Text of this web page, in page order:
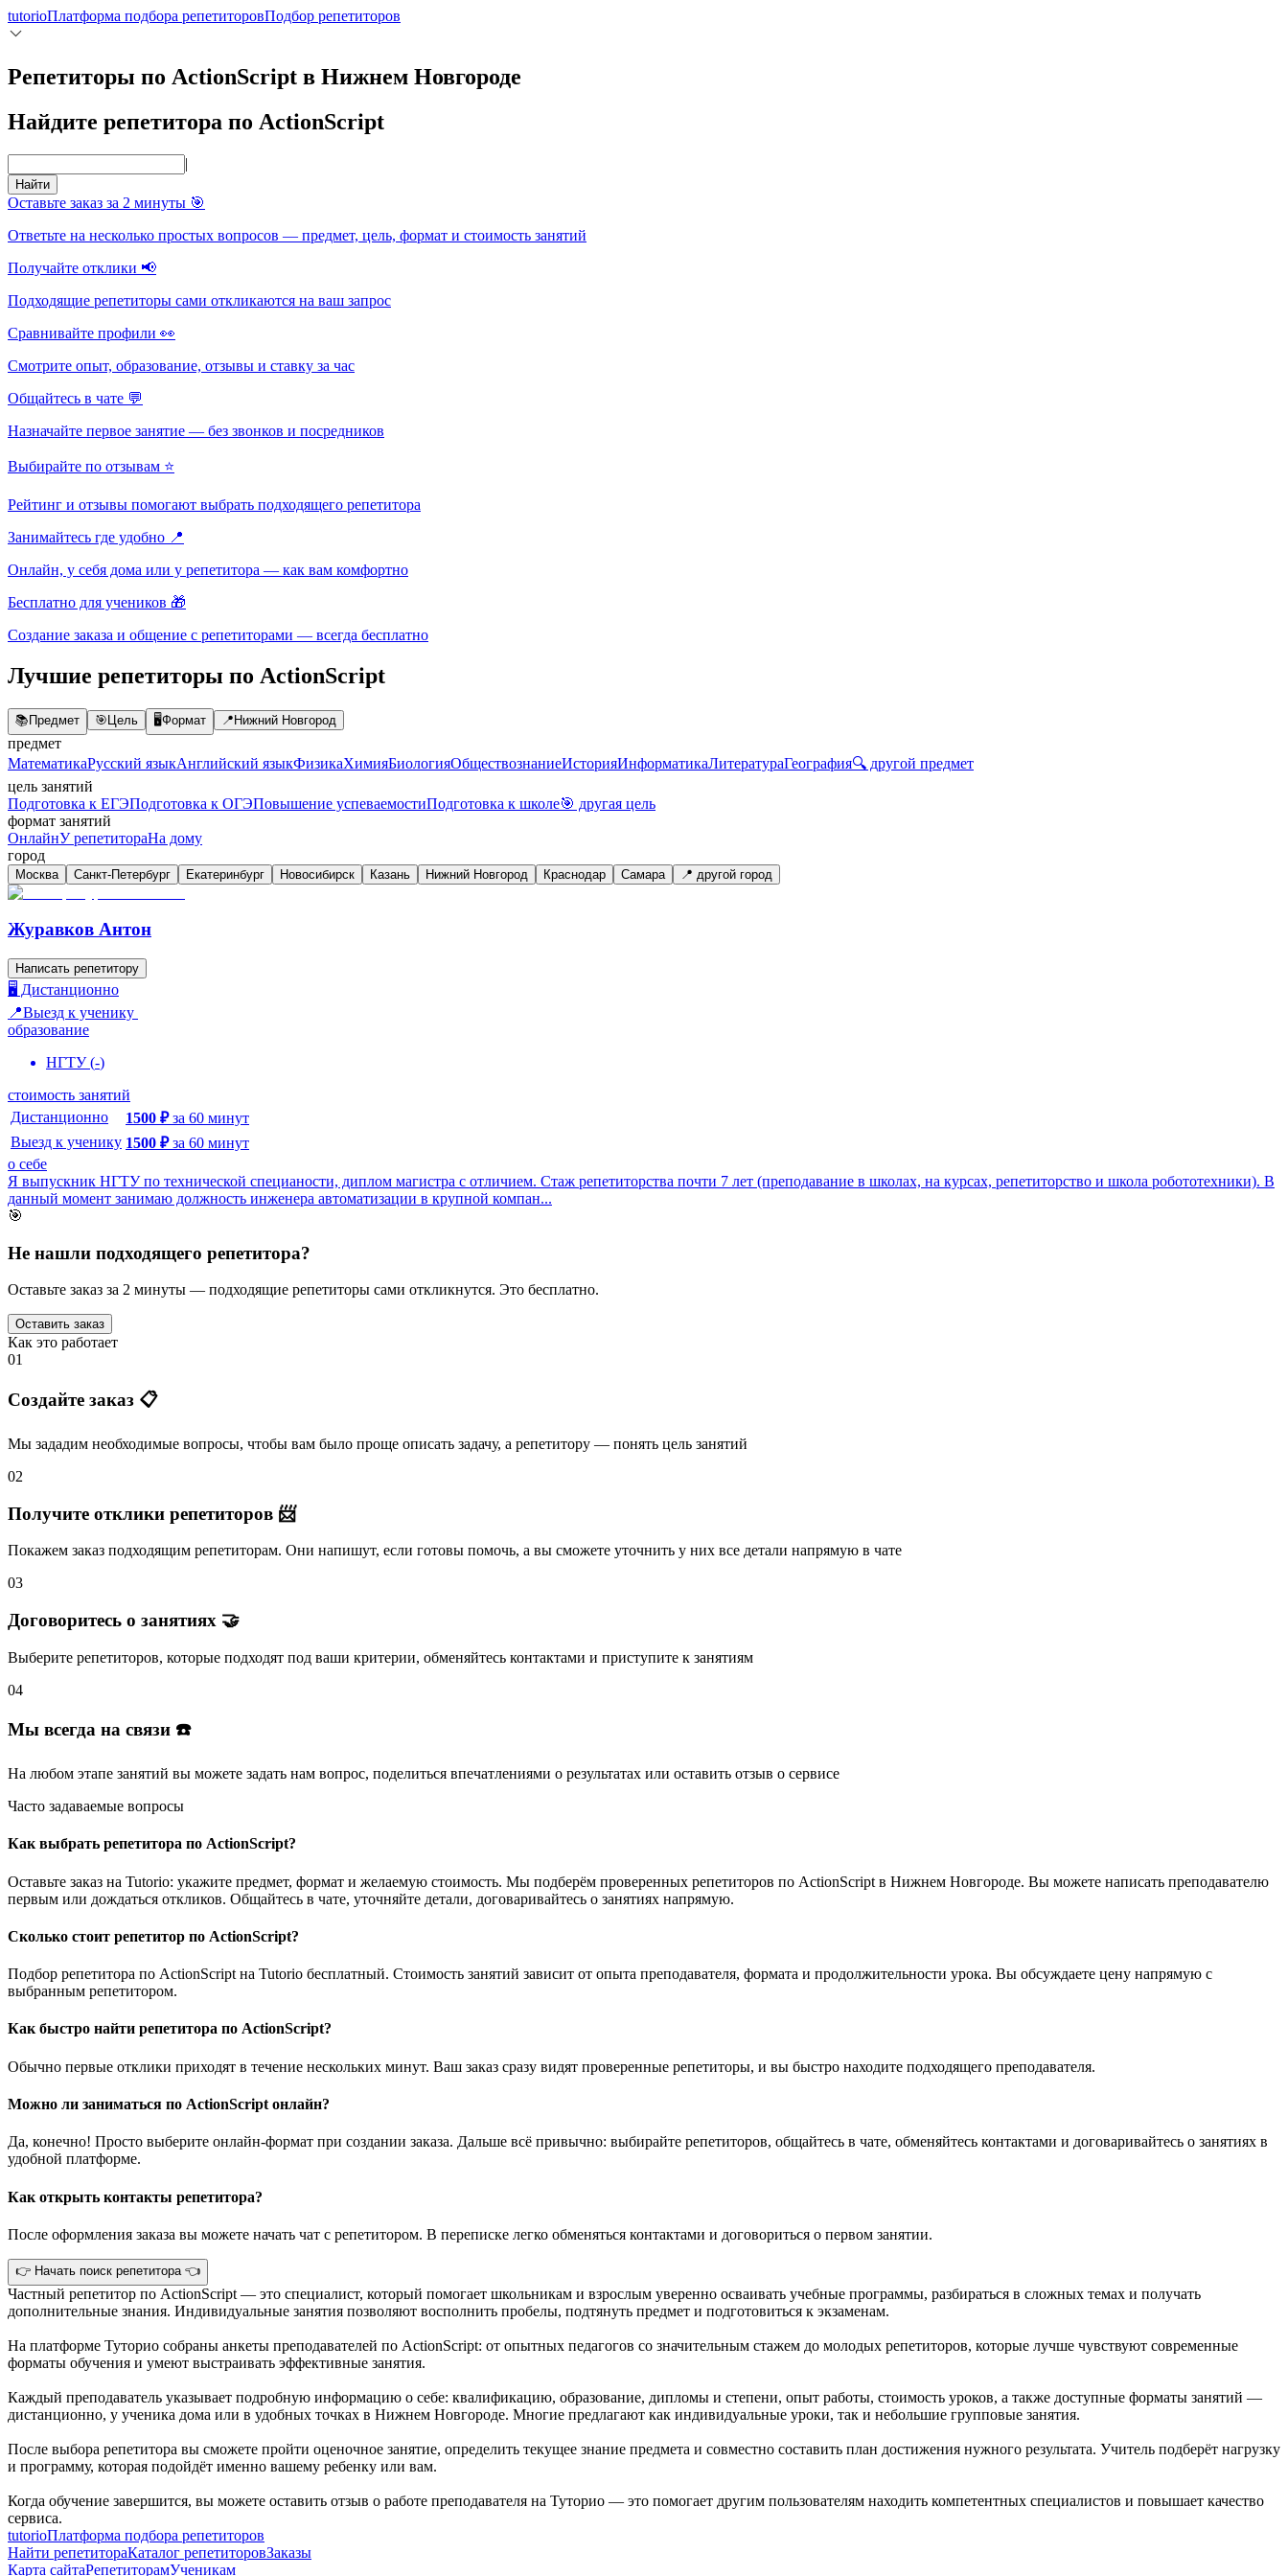
tutorioПлатформа подбора репетиторовПодбор репетиторов
Репетиторы по ActionScript в Нижнем Новгороде
Найдите репетитора по ActionScript
|
Найти
Оставьте заказ за 2 минуты 🎯
Ответьте на несколько простых вопросов — предмет, цель, формат и стоимость занятий
Получайте отклики 📢
Подходящие репетиторы сами откликаются на ваш запрос
Сравнивайте профили 👀
Смотрите опыт, образование, отзывы и ставку за час
Общайтесь в чате 💬
Назначайте первое занятие — без звонков и посредников
Выбирайте по отзывам ⭐
Рейтинг и отзывы помогают выбрать подходящего репетитора
Занимайтесь где удобно 📍
Онлайн, у себя дома или у репетитора — как вам комфортно
Бесплатно для учеников 🎁
Создание заказа и общение с репетиторами — всегда бесплатно
Лучшие репетиторы по ActionScript
📚Предмет 🎯Цель 🖥️Формат 📍Нижний Новгород
предмет
МатематикаРусский языкАнглийский языкФизикаХимияБиологияОбществознаниеИсторияИнформатикаЛитератураГеография🔍 другой предмет
цель занятий
Подготовка к ЕГЭПодготовка к ОГЭПовышение успеваемостиПодготовка к школе🎯 другая цель
формат занятий
ОнлайнУ репетитораНа дому
город
Москва Санкт-Петербург Екатеринбург Новосибирск Казань Нижний Новгород Краснодар Самара 📍 другой город
Журавков Антон
Написать репетитору
🖥️ Дистанционно
📍Выезд к ученику
образование
НГТУ(-)
стоимость занятий
Дистанционно
1500 ₽ за 60 минут
Выезд к ученику 1500 ₽ за 60 минут
о себе
Я выпускник НГТУ по технической специаности, диплом магистра с отличием. Стаж репетиторства почти 7 лет (преподавание в школах, на курсах, репетиторство и школа робототехники). В
данный момент занимаю должность инженера автоматизации в крупной компан...
🎯
Не нашли подходящего репетитора?
Оставьте заказ за 2 минуты — подходящие репетиторы сами откликнутся. Это бесплатно.
Оставить заказ
Как это работает
01
Создайте заказ 📋
Мы зададим необходимые вопросы, чтобы вам было проще описать задачу, а репетитору — понять цель занятий
02
Получите отклики репетиторов 📨
Покажем заказ подходящим репетиторам. Они напишут, если готовы помочь, а вы сможете уточнить у них все детали напрямую в чате
03
Договоритесь о занятиях 🤝
Выберите репетиторов, которые подходят под ваши критерии, обменяйтесь контактами и приступите к занятиям
04
Мы всегда на связи ☎️
На любом этапе занятий вы можете задать нам вопрос, поделиться впечатлениями о результатах или оставить отзыв о сервисе
Часто задаваемые вопросы
Как выбрать репетитора по ActionScript?
Оставьте заказ на Tutorio: укажите предмет, формат и желаемую стоимость. Мы подберём проверенных репетиторов по ActionScript в Нижнем Новгороде. Вы можете написать преподавателю
первым или дождаться откликов. Общайтесь в чате, уточняйте детали, договаривайтесь о занятиях напрямую.
Сколько стоит репетитор по ActionScript?
Подбор репетитора по ActionScript на Tutorio бесплатный. Стоимость занятий зависит от опыта преподавателя, формата и продолжительности урока. Вы обсуждаете цену напрямую с
выбранным репетитором.
Как быстро найти репетитора по ActionScript?
Обычно первые отклики приходят в течение нескольких минут. Ваш заказ сразу видят проверенные репетиторы, и вы быстро находите подходящего преподавателя.
Можно ли заниматься по ActionScript онлайн?
Да, конечно! Просто выберите онлайн-формат при создании заказа. Дальше всё привычно: выбирайте репетиторов, общайтесь в чате, обменяйтесь контактами и договаривайтесь о занятиях в
удобной платформе.
Как открыть контакты репетитора?
После оформления заказа вы можете начать чат с репетитором. В переписке легко обменяться контактами и договориться о первом занятии.
👉 Начать поиск репетитора 👈
Частный репетитор по ActionScript — это специалист, который помогает школьникам и взрослым уверенно осваивать учебные программы, разбираться в сложных темах и получать
дополнительные знания. Индивидуальные занятия позволяют восполнить пробелы, подтянуть предмет и подготовиться к экзаменам.
На платформе Туторио собраны анкеты преподавателей по ActionScript: от опытных педагогов со значительным стажем до молодых репетиторов, которые лучше чувствуют современные
форматы обучения и умеют выстраивать эффективные занятия.
Каждый преподаватель указывает подробную информацию о себе: квалификацию, образование, дипломы и степени, опыт работы, стоимость уроков, а также доступные форматы занятий —
дистанционно, у ученика дома или в удобных точках в Нижнем Новгороде. Многие предлагают как индивидуальные уроки, так и небольшие групповые занятия.
После выбора репетитора вы сможете пройти оценочное занятие, определить текущее знание предмета и совместно составить план достижения нужного результата. Учитель подберёт нагрузку
и программу, которая подойдёт именно вашему ребенку или вам.
Когда обучение завершится, вы можете оставить отзыв о работе преподавателя на Туторио — это помогает другим пользователям находить компетентных специалистов и повышает качество
сервиса.
tutorioПлатформа подбора репетиторов
Найти репетитораКаталог репетиторовЗаказы
Карта сайтаРепетиторамУченикам